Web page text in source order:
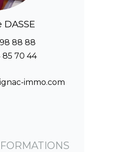
98 88 88
85 70 44
immo.com